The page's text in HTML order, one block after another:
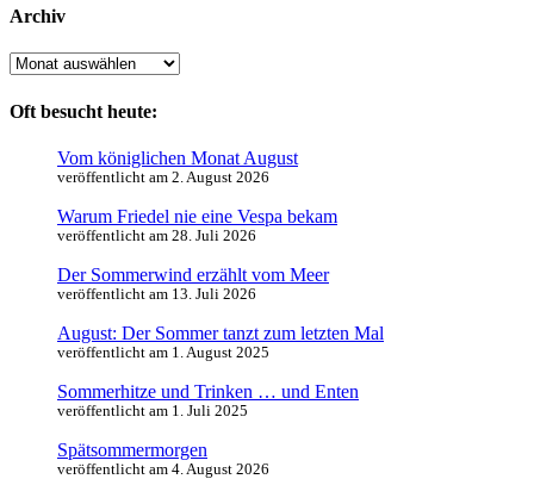
Archiv
Archiv
Oft besucht heute:
Vom königlichen Monat August
veröffentlicht am 2. August 2026
Warum Friedel nie eine Vespa bekam
veröffentlicht am 28. Juli 2026
Der Sommerwind erzählt vom Meer
veröffentlicht am 13. Juli 2026
August: Der Sommer tanzt zum letzten Mal
veröffentlicht am 1. August 2025
Sommerhitze und Trinken … und Enten
veröffentlicht am 1. Juli 2025
Spätsommermorgen
veröffentlicht am 4. August 2026